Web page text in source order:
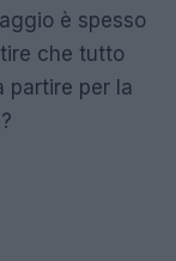
è spesso
che tutto
partire per la
?